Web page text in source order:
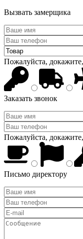
Вызвать замерщика
Пожалуйста,
Заказать звонок
Пожалуйста,
Письмо директору